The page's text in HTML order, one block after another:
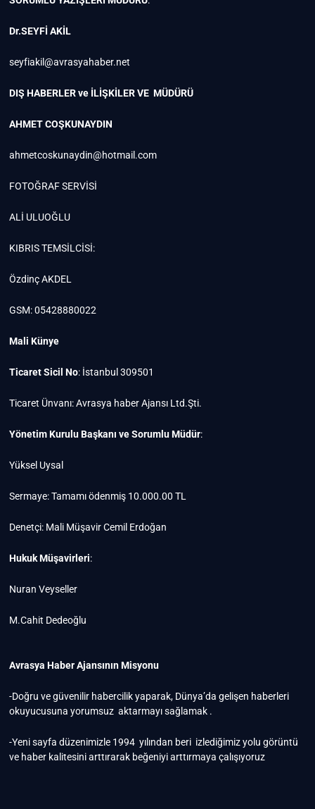
Dr.SEYFİ AKİL
seyfiakil@avrasyahaber.net
DIŞ HABERLER ve İLİŞKİLER VE MÜDÜRÜ
AHMET COŞKUNAYDIN
ahmetcoskunaydin@hotmail.com
FOTOĞRAF SERVİSİ
ALİ ULUOĞLU
KIBRIS TEMSİLCİSİ:
Özdinç AKDEL
GSM: 05428880022
Mali Künye
Ticaret Sicil No: İstanbul 309501
Ticaret Ünvanı: Avrasya haber Ajansı Ltd.Şti.
Yönetim Kurulu Başkanı ve Sorumlu Müdür:
Yüksel Uysal
Sermaye: Tamamı ödenmiş 10.000.00 TL
Denetçi: Mali Müşavir Cemil Erdoğan
Hukuk Müşavirleri:
Nuran Veyseller
M.Cahit Dedeoğlu
Avrasya Haber Ajansının Misyonu
-Doğru ve güvenilir habercilik yaparak, Dünya’da gelişen haberleri
okuyucusuna yorumsuz aktarmayı sağlamak .
-Yeni sayfa düzenimizle 1994 yılından beri izlediğimiz yolu görüntü
ve haber kalitesini arttırarak beğeniyi arttırmaya çalışıyoruz